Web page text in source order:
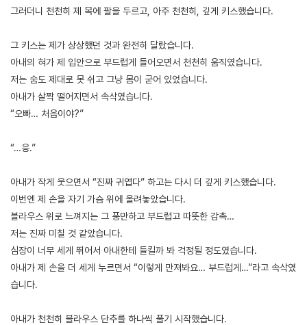
그러더니 천천히 제 목에 팔을 두르고, 아주 천천히, 깊게 키스했습니다.
그 키스는 제가 상상했던 것과 완전히 달랐습니다.
아내의 혀가 제 입안으로 부드럽게 들어오면서 천천히 움직였습니다.
저는 숨도 제대로 못 쉬고 그냥 몸이 굳어 있었습니다.
아내가 살짝 떨어지면서 속삭였습니다.
“오빠… 처음이야?”
“…응.”
아내가 작게 웃으면서 “진짜 귀엽다” 하고는 다시 더 깊게 키스했습니다.
이번엔 제 손을 자기 가슴 위에 올려놓았습니다.
블라우스 위로 느껴지는 그 풍만하고 부드럽고 따뜻한 감촉…
저는 진짜 미칠 것 같았습니다.
심장이 너무 세게 뛰어서 아내한테 들킬까 봐 걱정될 정도였습니다.
아내가 제 손을 더 세게 누르면서 “이렇게 만져봐요… 부드럽게…”라고 속삭였
습니다.
아내가 천천히 블라우스 단추를 하나씩 풀기 시작했습니다.